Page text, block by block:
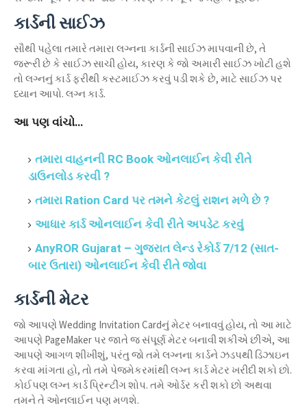
કાર્ડની સાઈઝ
સૌથી પહેલા તમારે તમારા લગ્નના કાર્ડની સાઈઝ માપવાની છે, તે
જરૂરી છે કે સાઈઝ સાચી હોય, કારણ કે જો અમારી સાઈઝ ખોટી હશે
તો લગ્નનું કાર્ડ ફરીથી કસ્ટમાઈઝ કરવું પડી શકે છે, માટે સાઈઝ પર
ધ્યાન આપો. લગ્ન કાર્ડ.
આ પણ વાંચો…
તમારા વાહનની RC Book ઓનલાઈન કેવી રીતે
ડાઉનલોડ કરવી ?
તમારા Ration Card પર તમને કેટલું રાશન મળે છે ?
આધાર કાર્ડ ઓનલાઈન કેવી રીતે અપડેટ કરવું
AnyROR Gujarat – ગુજરાત લેન્ડ રેકોર્ડ 7/12 (સાત-
બાર ઉતારા) ઓનલાઈન કેવી રીતે જોવા
કાર્ડની મેટર
જો આપણે Wedding Invitation Cardનું મેટર બનાવવું હોય, તો આ માટે
આપણે PageMaker પર જાતે જ સંપૂર્ણ મેટર બનાવી શકીએ છીએ, આ
આપણે આગળ શીખીશું, પરંતુ જો તમે લગ્નના કાર્ડને ઝડપથી ડિઝાઇન
કરવા માંગતા હો, તો તમે પેજમેકરમાંથી લગ્ન કાર્ડ મેટર ખરીદી શકો છો.
કોઈપણ લગ્ન કાર્ડ પ્રિન્ટીંગ શોપ. તમે ઓર્ડર કરી શકો છો અથવા
તમને તે ઓનલાઈન પણ મળશે.